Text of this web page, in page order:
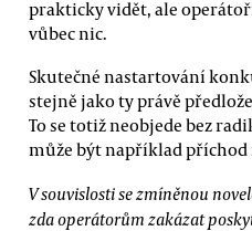
prakticky vidět, ale
vůbec nic.
Skutečné nastartování
stejně jako ty právě
To se totiž neobjede bez
může být například příchod
V souvislosti se zmíněnou
zda operátorům zakázat